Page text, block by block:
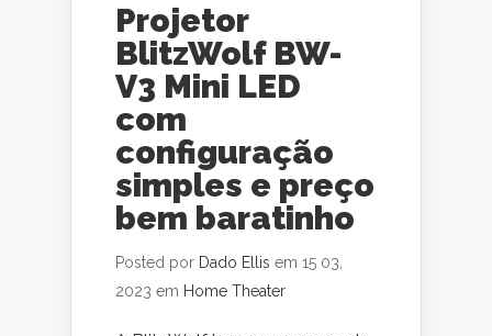
Projetor
BlitzWolf BW-
V3 Mini LED
com
configuração
simples e preço
bem baratinho
Posted por Dado Ellis em 15 03,
2023 em Home Theater